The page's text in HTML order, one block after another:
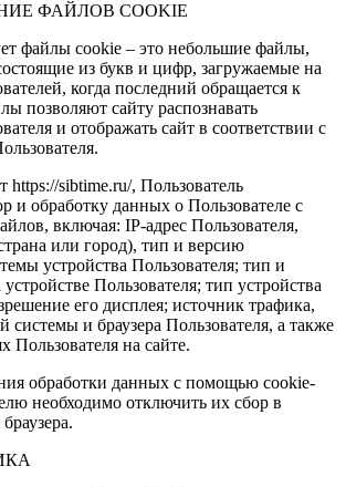
ФАЙЛОВ COOKIE
файлы cookie – это небольшие файлы,
из букв и цифр, загружаемые на
когда последний обращается к
позволяют сайту распознавать
и отображать сайт в соответствии с
https://sibtime.ru/, Пользователь
и обработку данных о Пользователе с
включая: IP-адрес Пользователя,
или город), тип и версию
устройства Пользователя; тип и
устройстве Пользователя; тип устройства
его дисплея; источник трафика,
системы и браузера Пользователя, а также
Пользователя на сайте.
обработки данных с помощью cookie-
необходимо отключить их сбор в